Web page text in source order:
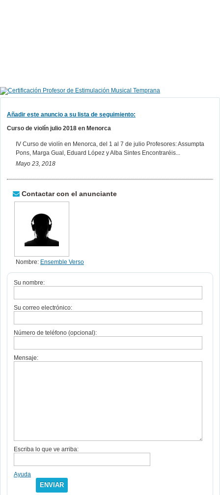
Añadir este anuncio a su lista de seguimiento:
Curso de violín julio 2018 en Menorca
IV Curso de violín en Menorca, del 1 al 7 de julio Profesores: Assumpta
Pons, Marga Gual, Eduard López y Alba Sintes Encontraréis...
Mayo 23, 2018
Contactar con el anunciante
Nombre: Ensemble Verso
Su nombre:
Su correo electrónico:
Número de teléfono (opcional):
Mensaje:
Escriba lo que ve arriba:
Ayuda
ENVIAR